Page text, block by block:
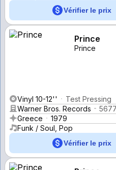
Vérifier le prix
Prince
Prince
Vinyl 10-12''
Test Pressing
Warner Bros. Records
Greece
1979
Funk / Soul, Pop
Vérifier le prix